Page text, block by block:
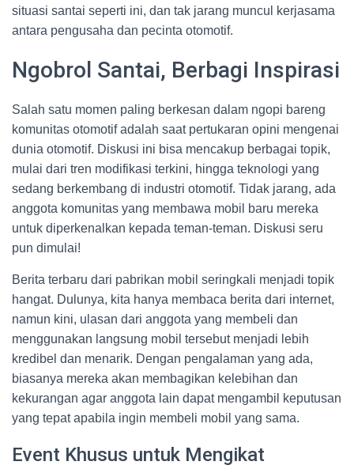
situasi santai seperti ini, dan tak jarang muncul kerjasama
antara pengusaha dan pecinta otomotif.
Ngobrol Santai, Berbagi Inspirasi
Salah satu momen paling berkesan dalam ngopi bareng
komunitas otomotif adalah saat pertukaran opini mengenai
dunia otomotif. Diskusi ini bisa mencakup berbagai topik,
mulai dari tren modifikasi terkini, hingga teknologi yang
sedang berkembang di industri otomotif. Tidak jarang, ada
anggota komunitas yang membawa mobil baru mereka
untuk diperkenalkan kepada teman-teman. Diskusi seru
pun dimulai!
Berita terbaru dari pabrikan mobil seringkali menjadi topik
hangat. Dulunya, kita hanya membaca berita dari internet,
namun kini, ulasan dari anggota yang membeli dan
menggunakan langsung mobil tersebut menjadi lebih
kredibel dan menarik. Dengan pengalaman yang ada,
biasanya mereka akan membagikan kelebihan dan
kekurangan agar anggota lain dapat mengambil keputusan
yang tepat apabila ingin membeli mobil yang sama.
Event Khusus untuk Mengikat